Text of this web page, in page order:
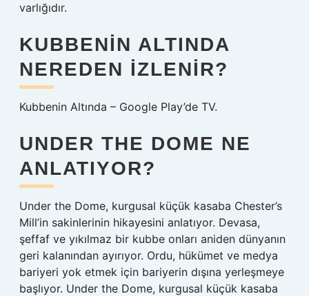
varlığıdır.
KUBBENIN ALTINDA
NEREDEN IZLENIR?
Kubbenin Altında – Google Play’de TV.
UNDER THE DOME NE
ANLATIYOR?
Under the Dome, kurgusal küçük kasaba Chester’s
Mill’in sakinlerinin hikayesini anlatıyor. Devasa,
şeffaf ve yıkılmaz bir kubbe onları aniden dünyanın
geri kalanından ayırıyor. Ordu, hükümet ve medya
bariyeri yok etmek için bariyerin dışına yerleşmeye
başlıyor. Under the Dome, kurgusal küçük kasaba